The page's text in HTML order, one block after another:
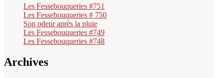
Les Fessebouqueries #751
Les Fessebouqueries # 750
Son odeur après la pluie
Les Fessebouqueries #749
Les Fessebouqueries #748
Archives